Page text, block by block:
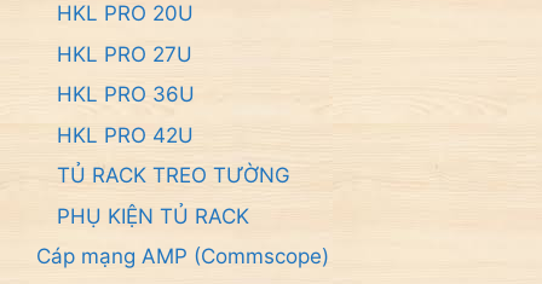
HKL PRO 20U
HKL PRO 27U
HKL PRO 36U
HKL PRO 42U
TỦ RACK TREO TƯỜNG
PHỤ KIỆN TỦ RACK
Cáp mạng AMP (Commscope)